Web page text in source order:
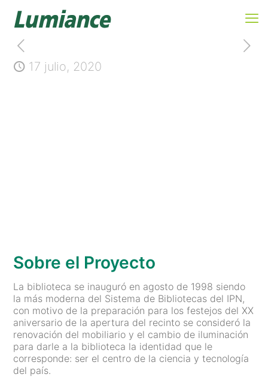
17 julio, 2020
Sobre el Proyecto
La biblioteca se inauguró en agosto de 1998 siendo
la más moderna del Sistema de Bibliotecas del IPN,
con motivo de la preparación para los festejos del XX
aniversario de la apertura del recinto se consideró la
renovación del mobiliario y el cambio de iluminación
para darle a la biblioteca la identidad que le
corresponde: ser el centro de la ciencia y tecnología
del país.